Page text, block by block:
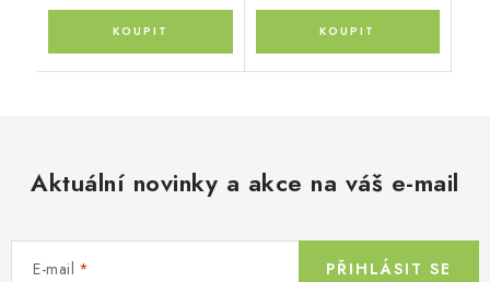
Aktuální novinky a akce na váš e-mail
E-mail PŘIHLÁSIT SE